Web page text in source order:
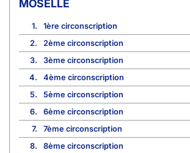
MOSELLE
1.
1ère circonscription
2.
2ème circonscription
3.
3ème circonscription
4.
4ème circonscription
5.
5ème circonscription
6.
6ème circonscription
7.
7ème circonscription
8.
8ème circonscription